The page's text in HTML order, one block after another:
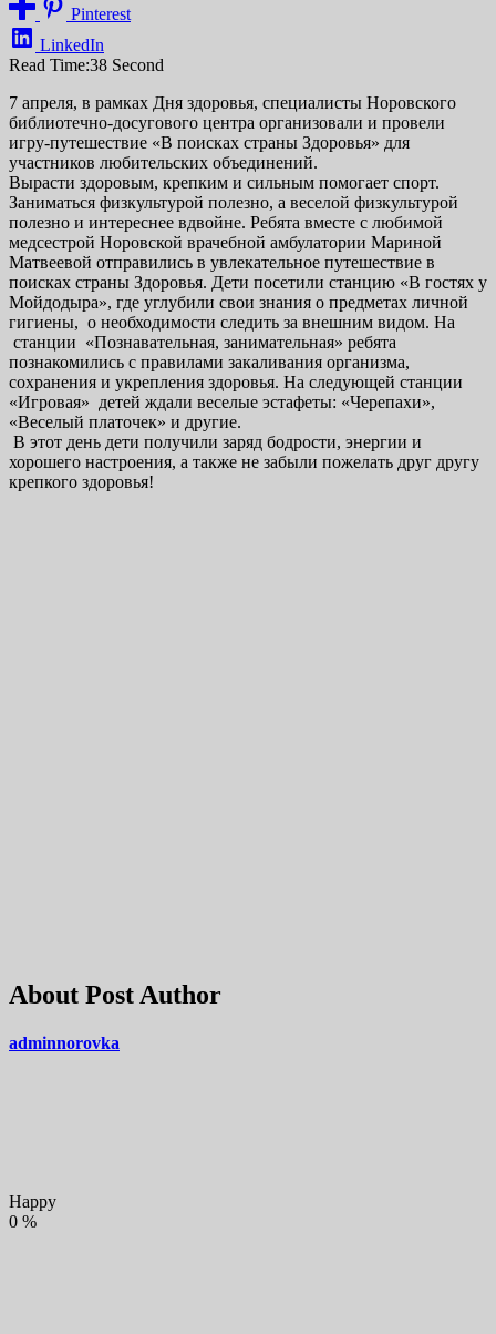
Pinterest
LinkedIn
Read Time:38 Second
7 апреля, в рамках Дня здоровья, специалисты Норовского
библиотечно-досугового центра организовали и провели
игру-путешествие «В поисках страны Здоровья» для
участников любительских объединений.
Вырасти здоровым, крепким и сильным помогает спорт.
Заниматься физкультурой полезно, а веселой физкультурой
полезно и интереснее вдвойне. Ребята вместе с любимой
медсестрой Норовской врачебной амбулатории Мариной
Матвеевой отправились в увлекательное путешествие в
поисках страны Здоровья. Дети посетили станцию «В гостях у
Мойдодыра», где углубили свои знания о предметах личной
гигиены, о необходимости следить за внешним видом. На
станции «Познавательная, занимательная» ребята
познакомились с правилами закаливания организма,
сохранения и укрепления здоровья. На следующей станции
«Игровая» детей ждали веселые эстафеты: «Черепахи»,
«Веселый платочек» и другие.
В этот день дети получили заряд бодрости, энергии и
хорошего настроения, а также не забыли пожелать друг другу
крепкого здоровья!
About Post Author
adminnorovka
Happy
0 %